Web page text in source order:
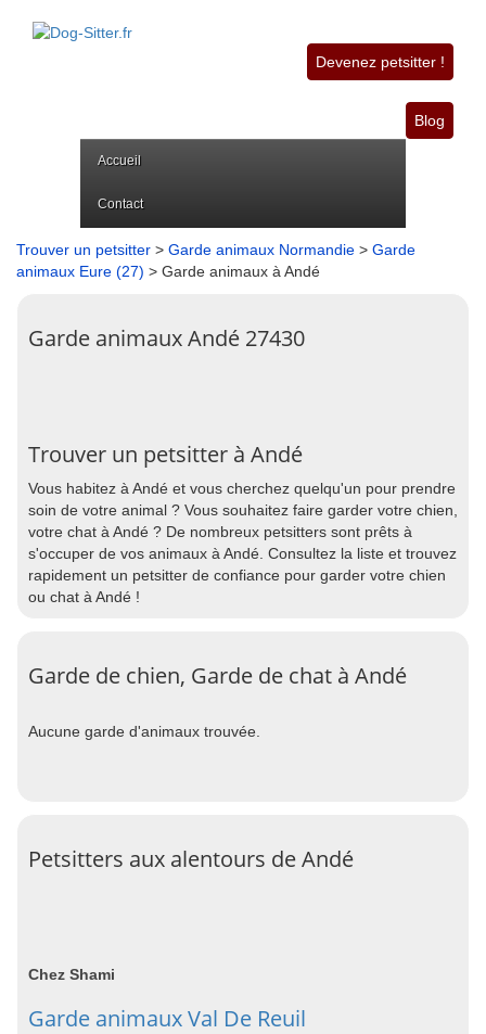
Devenez petsitter !
Blog
Accueil
Contact
Trouver un petsitter > Garde animaux Normandie > Garde
animaux Eure (27) > Garde animaux à Andé
Garde animaux Andé 27430
Trouver un petsitter à Andé
Vous habitez à Andé et vous cherchez quelqu'un pour prendre
soin de votre animal ? Vous souhaitez faire garder votre chien,
votre chat à Andé ? De nombreux petsitters sont prêts à
s'occuper de vos animaux à Andé. Consultez la liste et trouvez
rapidement un petsitter de confiance pour garder votre chien
ou chat à Andé !
Garde de chien, Garde de chat à Andé
Aucune garde d'animaux trouvée.
Petsitters aux alentours de Andé
Chez Shami
Garde animaux Val De Reuil